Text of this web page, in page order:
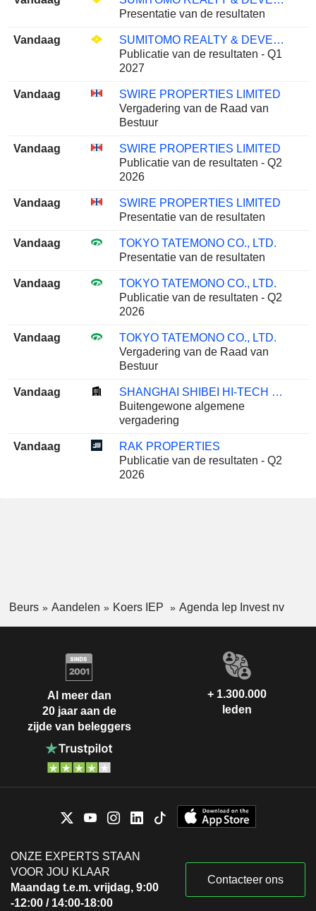
Presentatie van de resultaten
Vandaag
SUMITOMO REALTY & DEVELOPMENT CO., LTD.
Publicatie van de resultaten - Q1
2027
Vandaag
SWIRE PROPERTIES LIMITED
Vergadering van de Raad van
Bestuur
Vandaag
SWIRE PROPERTIES LIMITED
Publicatie van de resultaten - Q2
2026
Vandaag
SWIRE PROPERTIES LIMITED
Presentatie van de resultaten
Vandaag
TOKYO TATEMONO CO., LTD.
Presentatie van de resultaten
Vandaag
TOKYO TATEMONO CO., LTD.
Publicatie van de resultaten - Q2
2026
Vandaag
TOKYO TATEMONO CO., LTD.
Vergadering van de Raad van
Bestuur
Vandaag
SHANGHAI SHIBEI HI-TECH CO.,LTD.
Buitengewone algemene
vergadering
Vandaag
RAK PROPERTIES
Publicatie van de resultaten - Q2
2026
Beurs Aandelen Koers IEP Agenda Iep Invest nv
Al meer dan
20 jaar aan de
zijde van beleggers
+ 1.300.000
leden
ONZE EXPERTS STAAN
VOOR JOU KLAAR
Maandag t.e.m. vrijdag, 9:00
-12:00 / 14:00-18:00
Contacteer ons